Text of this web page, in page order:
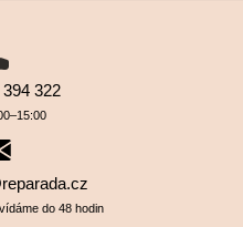
322
do 48 hodin